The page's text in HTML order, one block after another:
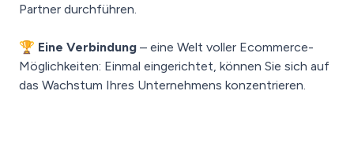
Partner durchführen.
🏆 Eine Verbindung – eine Welt voller Ecommerce-
Möglichkeiten: Einmal eingerichtet, können Sie sich auf
das Wachstum Ihres Unternehmens konzentrieren.